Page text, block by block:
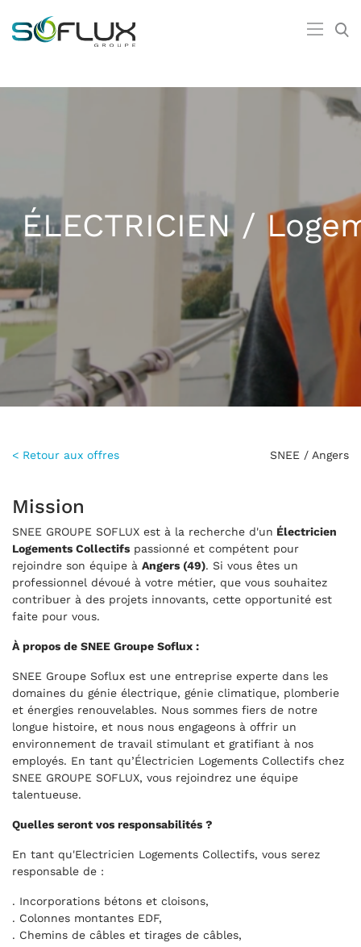
ÉLECTRICIEN /
< Retour aux offres SNEE / Angers
Mission
SNEE GROUPE SOFLUX est à la recherche d'un Électricien
Logements Collectifs passionné et compétent pour
rejoindre son équipe à Angers (49). Si vous êtes un
professionnel dévoué à votre métier, que vous souhaitez
contribuer à des projets innovants, cette opportunité est
faite pour vous.
À propos de SNEE Groupe Soflux :
SNEE Groupe Soflux est une entreprise experte dans les
domaines du génie électrique, génie climatique, plomberie
et énergies renouvelables. Nous sommes fiers de notre
longue histoire, et nous nous engageons à offrir un
environnement de travail stimulant et gratifiant à nos
employés. En tant qu’Électricien Logements Collectifs chez
SNEE GROUPE SOFLUX, vous rejoindrez une équipe
talentueuse.
Quelles seront vos responsabilités ?
En tant qu'Electricien Logements Collectifs, vous serez
responsable de :
. Incorporations bétons et cloisons,
. Colonnes montantes EDF,
. Chemins de câbles et tirages de câbles,